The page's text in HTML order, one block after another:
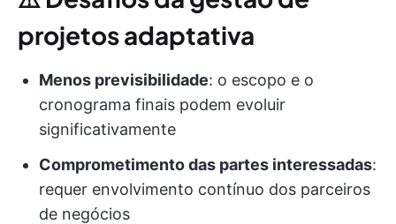
projetos adaptativa
Menos previsibilidade: o escopo e o
cronograma finais podem evoluir
significativamente
Comprometimento das partes interessadas:
requer envolvimento contínuo dos parceiros
de negócios